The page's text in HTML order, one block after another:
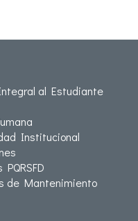
al Estudiante
Institucional
de Mantenimiento